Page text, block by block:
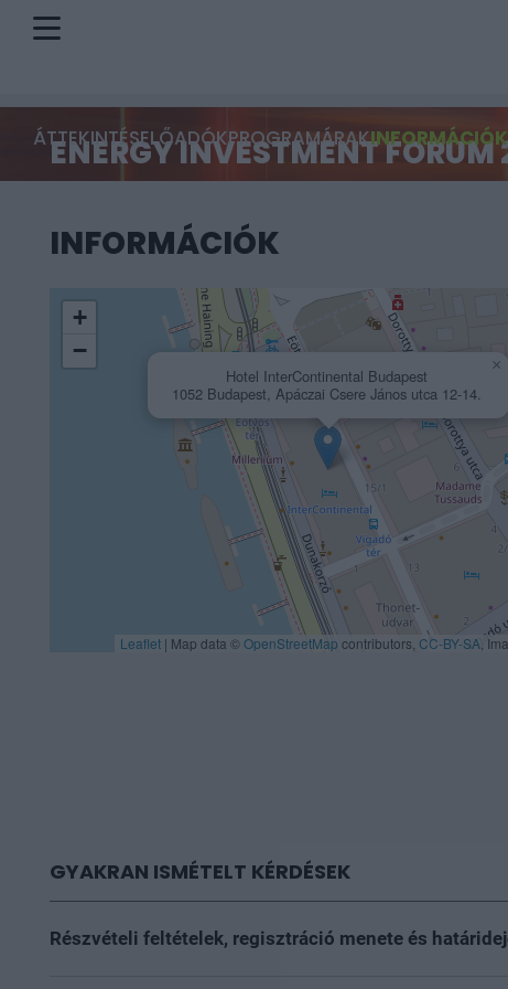
ÁTTEKINTÉSELŐADÓKPROGRAMÁRAKINFORMÁCIÓK
ENERGY INVESTMENT
INFORMÁCIÓK
Hotel InterContinental Budapest
1052 Budapest, Apáczai Csere János utca 12-14.
×
+
−
Leaflet | Map data ©OpenStreetMap contributors, CC-BY-SA ,
GYAKRAN ISMÉTELT KÉRDÉSEK
Részvételi feltételek, regisztráció menete és